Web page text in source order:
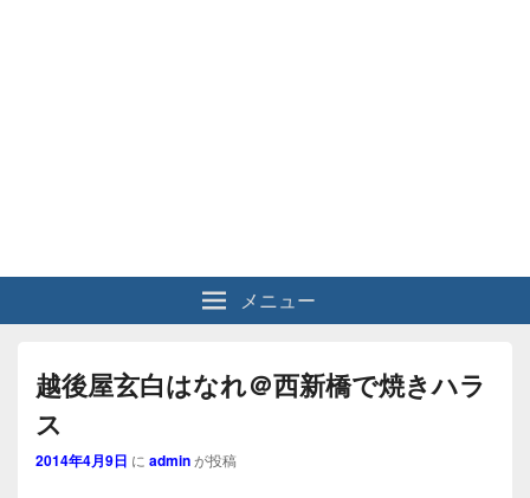
メニュー
越後屋玄白はなれ＠西新橋で焼きハラ
ス
2014年4月9日 に adminが投稿